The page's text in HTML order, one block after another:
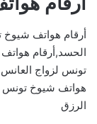
أرقام هواتف
الحسد,أرقام
تونس لزواج
هواتف شيوخ تونس
الرزق